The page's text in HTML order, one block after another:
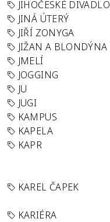
JIHOČESKÉ DIVADLO
JINÁ ÚTERÝ
JIŘÍ ZONYGA
JIŽAN A BLONDÝNA
JMELÍ
JOGGING
JU
JUGI
KAMPUS
KAPELA
KAPR
KAREL ČAPEK
KARIÉRA